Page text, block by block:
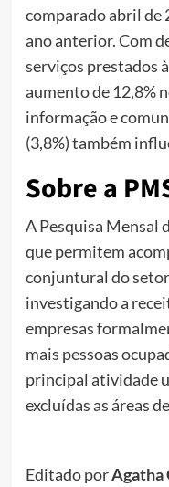
comparado abril de
ano anterior. Com
serviços prestados
aumento de 12,8%
informação e
(3,8%) também
Sobre a
A Pesquisa Mensal
que permitem
conjuntural do
investigando a
empresas
mais pessoas
principal atividade
excluídas as áreas
Editado porAgatha